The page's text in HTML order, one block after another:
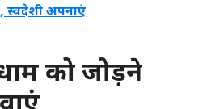
स्वदेशी अपनाएं
को जोड़ने